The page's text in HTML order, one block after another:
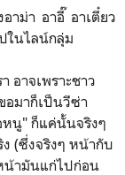
าม่า อาอี๊ อาเตี๋ยว
ในไลน์กลุ่ม
อาจเพราะชาว
อมาก็เป็นวีซ่า
หนู" ก็แค่นั้นจริงๆ
(ซึ่งจริงๆ หน้ากับ
น้ามันแก่ไปก่อน